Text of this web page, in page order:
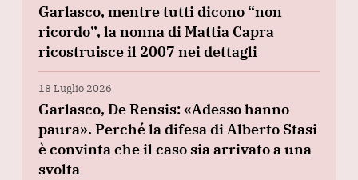
Garlasco, mentre tutti dicono “non
ricordo”, la nonna di Mattia Capra
ricostruisce il 2007 nei dettagli
18 Luglio 2026
Garlasco, De Rensis: «Adesso hanno
paura». Perché la difesa di Alberto Stasi
è convinta che il caso sia arrivato a una
svolta